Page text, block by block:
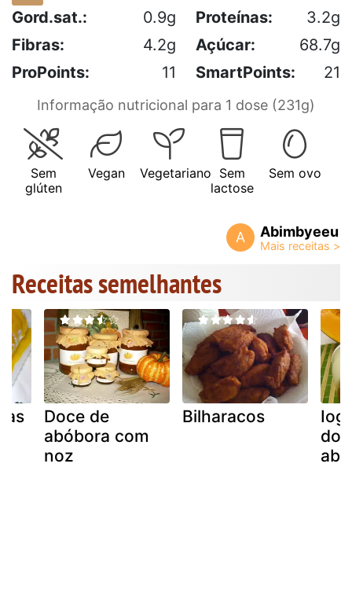
Gord.sat.:
0.9g Proteínas:
3.2g
Fibras:
4.2g Açúcar:
68.7g
ProPoints:
11 SmartPoints: 21
Informação nutricional para 1 dose (231g)
Sem
glúten
Vegan Vegetariano Sem
lactose
Sem ovo
A Abimbyeeu
Receitas semelhantes
Doce de
abóbora com
noz
Bilharacos